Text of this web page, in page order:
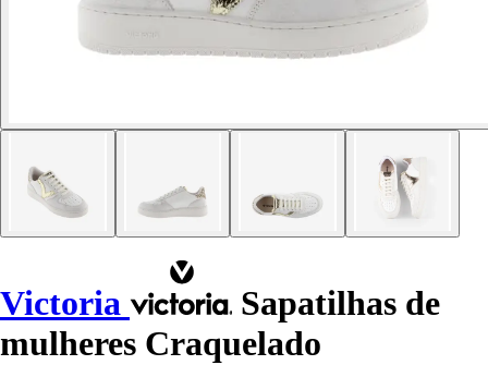
Victoria
Sapatilhas de
mulheres Craquelado